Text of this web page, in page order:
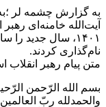
به گزارش چشمه لر
آیت‌الله خامنه‌ای
۱۴۰۱، سال جدید را سال
نام‌گذاری کردند.
متن پیام رهبر
بسم الله الرّحمن
والحمدلله ربّ